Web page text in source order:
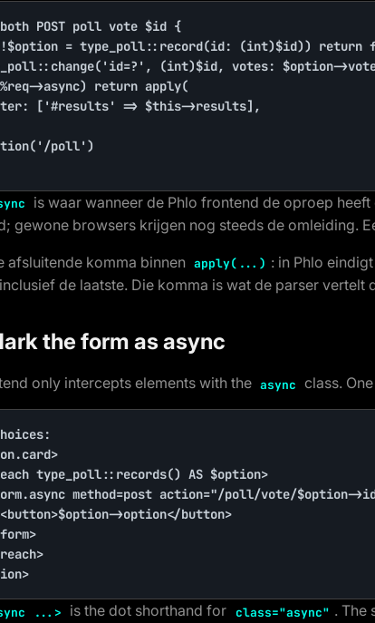
POST poll vote $id {
is waar wanneer de Phlo frontend de oproep
gewone browsers krijgen nog steeds de omleiding.
afsluitende komma binnen apply(...) : in Phlo
de laatste. Die komma is wat de parser vertelt
the form as async
only intercepts elements with the async class.
...> is the dot shorthand for class="async" . The